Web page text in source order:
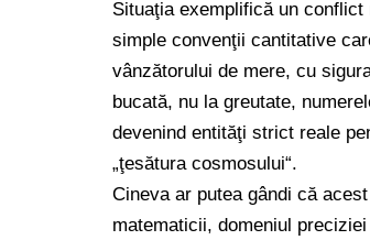
Situaţia exemplifică un
simple convenţii cantitative
vânzătorului de mere, cu
bucată, nu la greutate,
devenind entităţi strict reale
„ţesătura cosmosului“.
Cineva ar putea gândi că
matematicii, domeniul